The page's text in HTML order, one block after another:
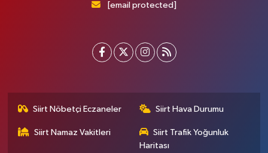
[email protected]
Siirt Nöbetçi Eczaneler Siirt Hava Durumu
Siirt Namaz Vakitleri
Siirt Trafik Yoğunluk
Haritası